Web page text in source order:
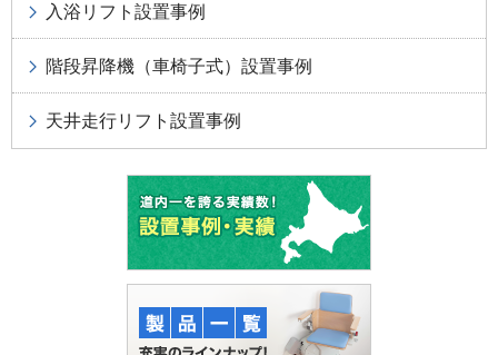
入浴リフト設置事例
階段昇降機（車椅子式）設置事例
天井走行リフト設置事例